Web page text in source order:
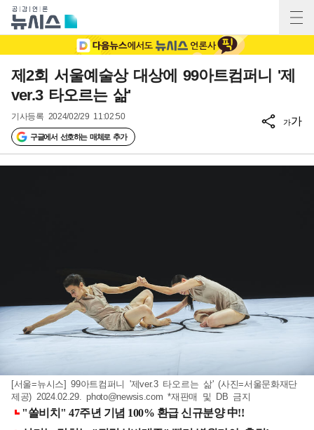
제2회 서울예술상 대상에 99아트컴퍼니 '제
ver.3 타오르는 삶'
기사등록 2024/02/29 11:02:50
구글에서 선호하는 매체로 추가
가가
[서울=뉴시스] 99아트컴퍼니 '제ver.3 타오르는 삶' (사진=서울문화재단
제공) 2024.02.29.photo@newsis.com *재판매 및 DB 금지